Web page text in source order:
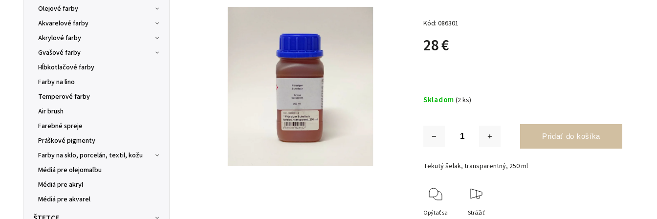
Olejové farby
Akvarelové farby
Akrylové farby
Gvašové farby
Hĺbkotlačové farby
Farby na lino
Temperové farby
Air brush
Farebné spreje
Práškové pigmenty
Farby na sklo, porcelán, textil, kožu
Médiá pre olejomaľbu
Médiá pre akryl
Médiá pre akvarel
Kód: 086301
28 €
Skladom (2 ks)
Pridať do košíka
Tekutý šelak, transparentný, 250 ml
Opýtať sa Strážiť